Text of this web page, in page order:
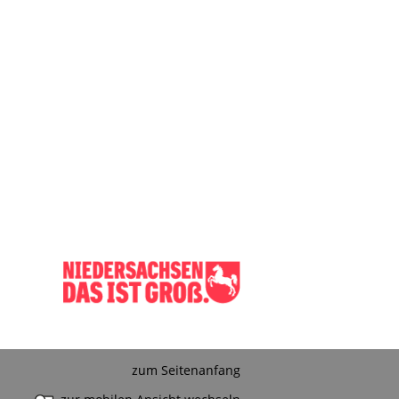
zum Seitenanfang